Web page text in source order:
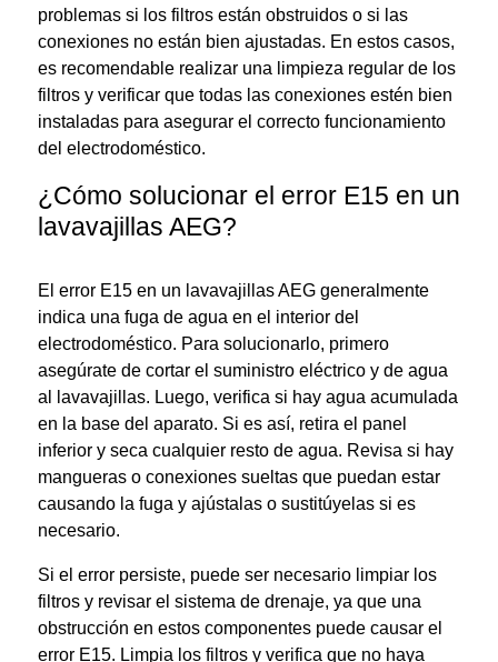
problemas si los filtros están obstruidos o si las
conexiones no están bien ajustadas. En estos casos,
es recomendable realizar una limpieza regular de los
filtros y verificar que todas las conexiones estén bien
instaladas para asegurar el correcto funcionamiento
del electrodoméstico.
¿Cómo solucionar el error E15 en un
lavavajillas AEG?
El error E15 en un lavavajillas AEG generalmente
indica una fuga de agua en el interior del
electrodoméstico. Para solucionarlo, primero
asegúrate de cortar el suministro eléctrico y de agua
al lavavajillas. Luego, verifica si hay agua acumulada
en la base del aparato. Si es así, retira el panel
inferior y seca cualquier resto de agua. Revisa si hay
mangueras o conexiones sueltas que puedan estar
causando la fuga y ajústalas o sustitúyelas si es
necesario.
Si el error persiste, puede ser necesario limpiar los
filtros y revisar el sistema de drenaje, ya que una
obstrucción en estos componentes puede causar el
error E15. Limpia los filtros y verifica que no haya